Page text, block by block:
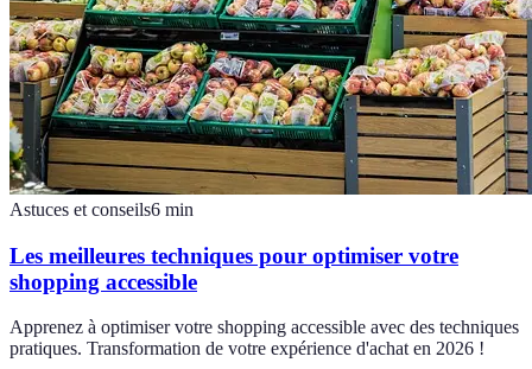
Astuces et conseils6 min
Les meilleures techniques pour optimiser votre
shopping accessible
Apprenez à optimiser votre shopping accessible avec des techniques
pratiques. Transformation de votre expérience d'achat en 2026 !